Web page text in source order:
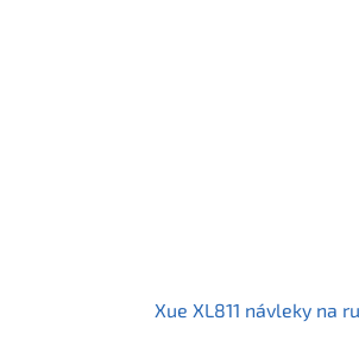
Xue XL811 návleky na